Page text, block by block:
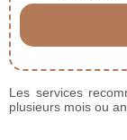
Les services
plusieurs mois ou